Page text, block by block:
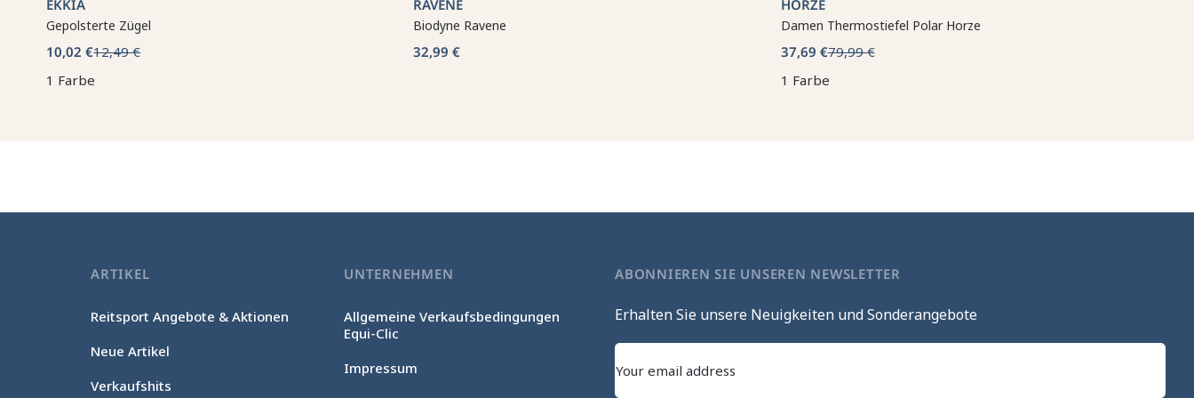
EKKIA
Gepolsterte Zügel
10,02 €12,49 €
1 Farbe
RAVENE
Biodyne Ravene
32,99 €
HORZE
Damen Thermostiefel Polar Horze
37,69 €79,99 €
1 Farbe
ARTIKEL
Reitsport Angebote & Aktionen
Neue Artikel
Verkaufshits
UNTERNEHMEN
Allgemeine Verkaufsbedingungen
Equi-Clic
Impressum
ABONNIEREN SIE UNSEREN NEWSLETTER
Erhalten Sie unsere Neuigkeiten und Sonderangebote